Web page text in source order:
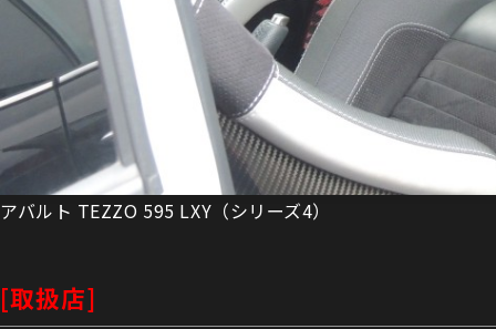
アバルト TEZZO 595 LXY（シリーズ4）
[取扱店]